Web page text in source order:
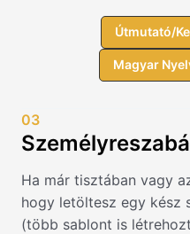
Útmutató/
Magyar
03
Ha már tisztában vagy
hogy letöltesz egy kész
(több sablont is